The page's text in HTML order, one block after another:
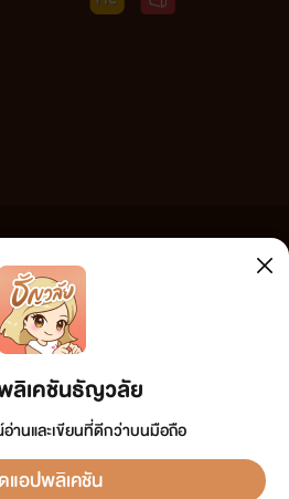
ลิเคชันธัญวลัย
านและเขียนที่ดีกว่าบนมือถือ
แอปพลิเคชัน
อบต่อข้อความใดๆ ทั้งสิ้น ดังนั้นผู้อ่านทุกท่านโปรดใช้
หากท่านพบข้อความใดๆ ที่ขัดต่อกฎหมายและศีลธรรม
ทีมงานจะได้ดำเนินการในทันที ทั้งนี้ ทางเว็บไซต์ขอสงวน
ติม) พ.ศ.2558